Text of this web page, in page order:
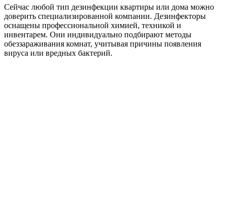
Сейчас любой тип дезинфекции квартиры или дома можно
доверить специализированной компании. Дезинфекторы
оснащены профессиональной химией, техникой и
инвентарем. Они индивидуально подбирают методы
обеззараживания комнат, учитывая причины появления
вируса или вредных бактерий.